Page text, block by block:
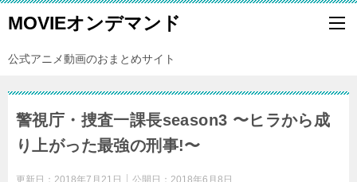
MOVIEオンデマンド
公式アニメ動画のおまとめサイト
警視庁・捜査一課長season3 〜ヒラから成
り上がった最強の刑事!〜
更新日： 2018年7月21日 公開日： 2018年6月8日